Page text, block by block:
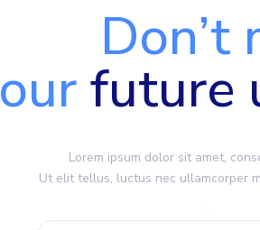
Don’t
ourfuture
Lorem ipsum dolor sit amet,
Ut elit tellus, luctus nec ullamcorper